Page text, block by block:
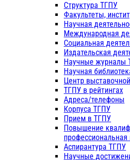
Структура ТГПУ
Факультеты,
Научная
Международная
Социальная
Издательская
Научные журналы
Научная
Центр
ТГПУ в рейтингах
Адреса/телефоны
Корпуса ТГПУ
Прием в ТГПУ
Повышение
профессиональная
Аспирантура ТГПУ
Научные